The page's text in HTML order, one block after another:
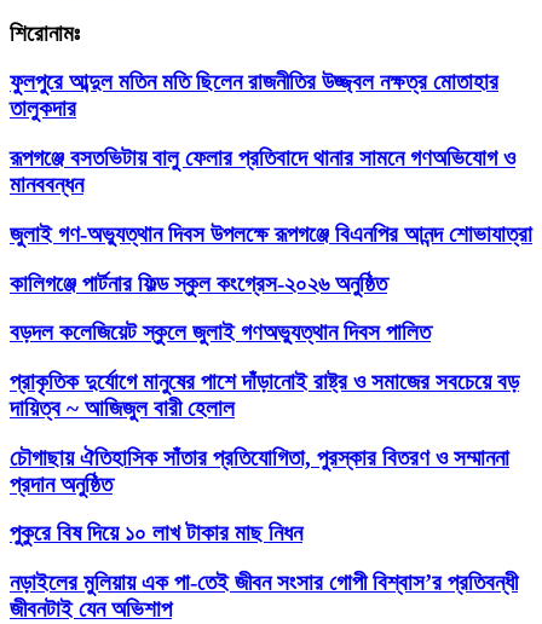
শিরোনামঃ
ফুলপুরে আব্দুল মতিন মতি ছিলেন রাজনীতির উজ্জ্বল নক্ষত্র মোতাহার
তালুকদার
রূপগঞ্জে বসতভিটায় বালু ফেলার প্রতিবাদে থানার সামনে গণঅভিযোগ ও
মানববন্ধন
জুলাই গণ-অভ্যুত্থান দিবস উপলক্ষে রূপগঞ্জে বিএনপির আনন্দ শোভাযাত্রা
কালিগঞ্জে পার্টনার ফিল্ড স্কুল কংগ্রেস-২০২৬ অনুষ্ঠিত
বড়দল কলেজিয়েট স্কুলে জুলাই গণঅভ্যুত্থান দিবস পালিত
প্রাকৃতিক দুর্যোগে মানুষের পাশে দাঁড়ানোই রাষ্ট্র ও সমাজের সবচেয়ে বড়
দায়িত্ব ~ আজিজুল বারী হেলাল
চৌগাছায় ঐতিহাসিক সাঁতার প্রতিযোগিতা, পুরস্কার বিতরণ ও সম্মাননা
প্রদান অনুষ্ঠিত
পুকুরে বিষ দিয়ে ১০ লাখ টাকার মাছ নিধন
নড়াইলের মুলিয়ায় এক পা-তেই জীবন সংসার গোপী বিশ্বাস’র প্রতিবন্ধী
জীবনটাই যেন অভিশাপ